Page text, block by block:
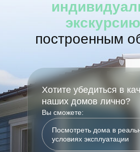
экскурсию
построенным
Хотите убедиться в
наших домов лично?
Вы сможете:
Посмотреть дома в
условиях эксплуатации